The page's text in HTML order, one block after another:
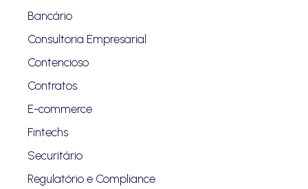
Bancário
Consultoria Empresarial
Contencioso
Contratos
E-commerce
Fintechs
Securitário
Regulatório e Compliance